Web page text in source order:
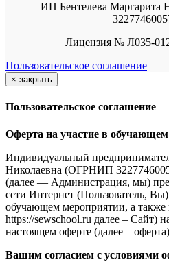
ИП Бентелева
Лицензия № Л035-
Пользовательское соглашение
× закрыть
Пользовательское соглашение
Оферта на участие в
Индивидуальный
Николаевна (ОГРНИП
(далее — Администрация, мы)
сети Интернет (Пользователь,
обучающем мероприятии, а также
https://sewschool.ru далее – Сайт)
настоящем оферте (далее –
Вашим согласием с условиями